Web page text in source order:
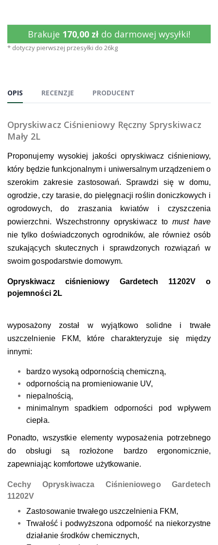
Brakuje 170,00 zł do darmowej wysyłki!
* dotyczy pierwszej przesyłki do 26kg
OPIS RECENZJE PRODUCENT
Opryskiwacz Ciśnieniowy Ręczny Spryskiwacz
Mały 2L
Proponujemy wysokiej jakościopryskiwacz ciśnieniowy,
który będzie funkcjonalnym i uniwersalnym urządzeniem o
szerokim zakresie zastosowań. Sprawdzi się w domu,
ogrodzie, czy tarasie, do pielęgnacji roślin doniczkowych i
ogrodowych, do zraszania kwiatów i czyszczenia
powierzchni. Wszechstronny opryskiwacz tomust have
nie tylko doświadczonych ogrodników, ale również osób
szukających skutecznych i sprawdzonych rozwiązań w
swoim gospodarstwie domowym.
Opryskiwacz ciśnieniowy Gardetech 11202V o
pojemności 2L
wyposażony został w wyjątkowo solidne i trwałe
uszczelnienie FKM, które charakteryzuje się między
innymi:
bardzo wysoką odpornością chemiczną,
odpornością na promieniowanie UV,
niepalnością,
minimalnym spadkiem odporności pod wpływem
ciepła.
Ponadto, wszystkie elementy wyposażenia potrzebnego
do obsługi są rozłożone bardzo ergonomicznie,
zapewniając komfortowe użytkowanie.
Cechy Opryskiwacza Ciśnieniowego Gardetech
11202V
Zastosowanie trwałego uszczelnienia FKM,
Trwałość i podwyższona odporność na niekorzystne
działanie środków chemicznych,